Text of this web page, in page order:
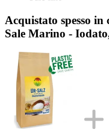
Acquistato spesso
Sale Marino -